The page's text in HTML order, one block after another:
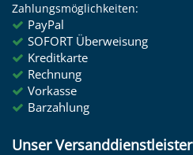
Zahlungsmöglichkeiten:
PayPal
SOFORT Überweisung
Kreditkarte
Rechnung
Vorkasse
Barzahlung
Unser Versanddienstleister